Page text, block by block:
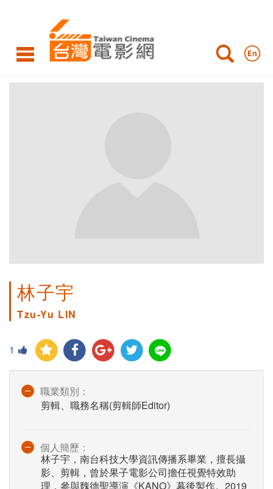
林子宇
Tzu-Yu LIN
1
職業類別：
剪輯、職務名稱(剪輯師Editor)
個人簡歷：
林子宇，南台科技大學資訊傳播系畢業，擅長攝
影、剪輯，曾於果子電影公司擔任視覺特效助
理，參與魏德聖導演《KANO》幕後製作。2019